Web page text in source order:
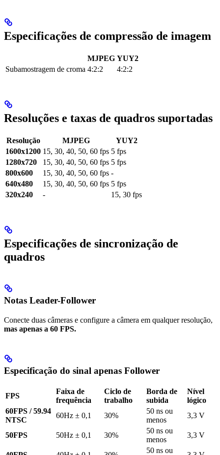
Especificações de compressão de imagem
MJPEG YUY2
Subamostragem de croma 4:2:2 4:2:2
Resoluções e taxas de quadros suportadas
Resolução MJPEG
YUY2
1600x1200 15, 30, 40, 50, 60 fps 5 fps
1280x720
15, 30, 40, 50, 60 fps 5 fps
800x600
15, 30, 40, 50, 60 fps -
640x480
15, 30, 40, 50, 60 fps 5 fps
320x240
- 15, 30 fps
Especificações de sincronização de
quadros
Notas Leader-Follower
Conecte duas câmeras e configure a câmera em qualquer resolução,
mas apenas a 60 FPS.
Especificação do sinal apenas Follower
FPS
Faixa de
frequência
Ciclo de
trabalho
Borda de
subida
Nível
lógico
60FPS / 59.94
NTSC
60Hz ± 0,1 30%
50 ns ou
menos
3,3 V
50FPS 50Hz ± 0,1 30%
50 ns ou
menos
3,3 V
50 ns ou